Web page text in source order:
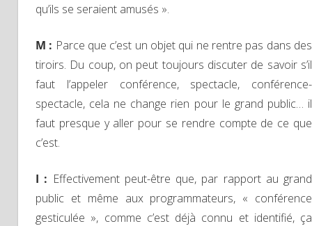
qu’ils se seraient amusés ».
M : Parce que c’est un objet qui ne rentre pas dans des
tiroirs. Du coup, on peut toujours discuter de savoir s’il
faut l’appeler conférence, spectacle, conférence-
spectacle, cela ne change rien pour le grand public… il
faut presque y aller pour se rendre compte de ce que
c’est.
I : Effectivement peut-être que, par rapport au grand
public et même aux programmateurs, « conférence
gesticulée », comme c’est déjà connu et identifié, ça